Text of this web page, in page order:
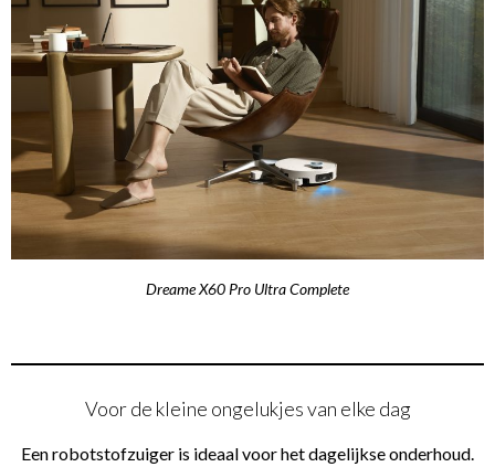
Dreame X60 Pro Ultra Complete
Voor de kleine ongelukjes van elke dag
Een robotstofzuiger is ideaal voor het dagelijkse onderhoud.